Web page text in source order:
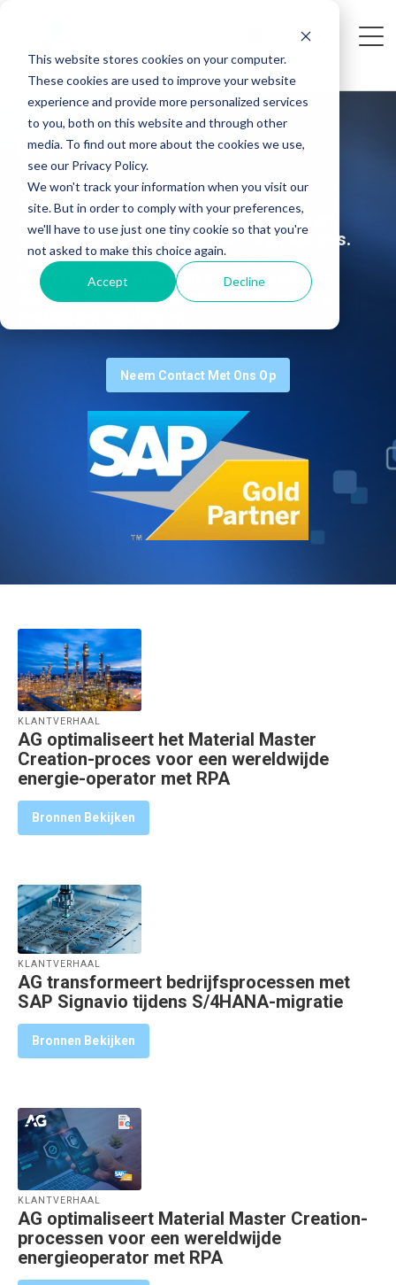
This website stores cookies on your computer.
These cookies are used to improve your website
experience and provide more personalized services
to you, both on this website and through other
media. To find out more about the cookies we use,
see our Privacy Policy.
We won't track your information when you visit our
site. But in order to comply with your preferences,
we'll have to use just one tiny cookie so that you're
not asked to make this choice again.
Accept Decline
Win verhalen
Ontdek hoe de SAP-experts van AG
organisaties in uiteenlopende sectoren
ondersteunen bij het behalen van succes.
Laat u inspireren door een selectie
klantverhalen die laten zien hoe wij met
diverse SAP-oplossingen aantoonbare
Neem Contact Met Ons Op
KLANTVERHAAL
AG optimaliseert het Material Master
Creation-proces voor een wereldwijde
energie-operator met RPA
Bronnen Bekijken
KLANTVERHAAL
AG transformeert bedrijfsprocessen met
SAP Signavio tijdens S/4HANA-migratie
Bronnen Bekijken
KLANTVERHAAL
AG optimaliseert Material Master Creation-
processen voor een wereldwijde
energieoperator met RPA